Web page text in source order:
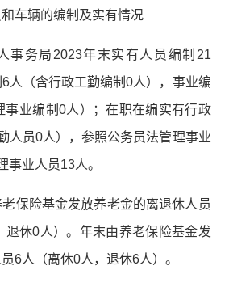
和车辆的编制及实有情况
事务局2023年末实有人员编制21
人（含行政工勤编制0人），事业编
事业编制0人）；在职在编实有行政
人员0人），参照公务员法管理事业
事业人员13人。
保险基金发放养老金的离退休人员
退休0人）。年末由养老保险基金发
6人（离休0人，退休6人）。